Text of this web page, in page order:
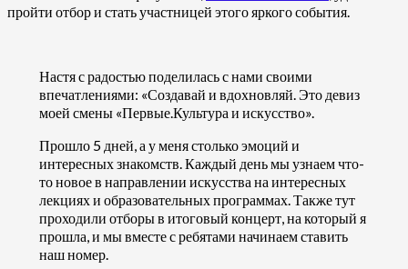
пройти отбор и стать участницей этого яркого события.
Настя с радостью поделилась с нами своими
впечатлениями: «Создавай и вдохновляй. Это девиз
моей смены «Первые.Культура и искусство».
Прошло 5 дней, а у меня столько эмоций и
интересных знакомств. Каждый день мы узнаем что-
то новое в направлении искусства на интересных
лекциях и образовательных программах. Также тут
проходили отборы в итоговый концерт, на который я
прошла, и мы вместе с ребятами начинаем ставить
наш номер.